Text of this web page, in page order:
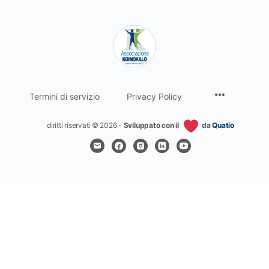
Termini di servizio Privacy Policy
diritti riservati © 2026 - Sviluppato con il daQuatio